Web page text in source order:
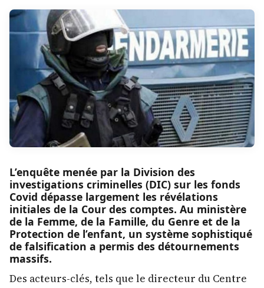
L’enquête menée par la Division des
investigations criminelles (DIC) sur les fonds
Covid dépasse largement les révélations
initiales de la Cour des comptes. Au ministère
de la Femme, de la Famille, du Genre et de la
Protection de l’enfant, un système sophistiqué
de falsification a permis des détournements
massifs.
Des acteurs-clés, tels que le directeur du Centre